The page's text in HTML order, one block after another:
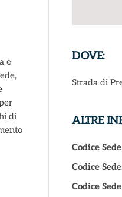
e
di
DOVE:
Strada di
ALTRE
Codice
Codice
Codice